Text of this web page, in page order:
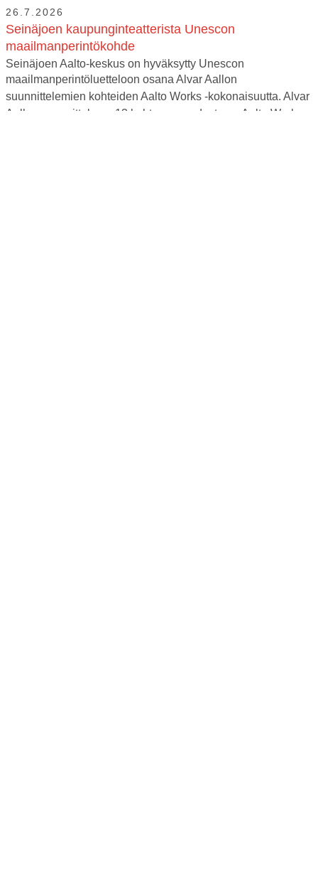
26.7.2026
Seinäjoen kaupunginteatterista Unescon
maailmanperintökohde
Seinäjoen Aalto-keskus on hyväksytty Unescon
maailmanperintöluetteloon osana Alvar Aallon
suunnittelemien kohteiden Aalto Works -kokonaisuutta. Alvar
Aallon suunnittelema 13 kohteen muodostama Aalto Works -